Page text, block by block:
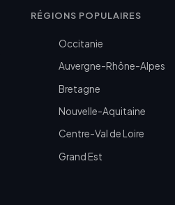
RÉGIONS POPULAIRES
Occitanie
Auvergne-Rhône-Alpes
Bretagne
Nouvelle-Aquitaine
Centre-Val de Loire
Grand Est